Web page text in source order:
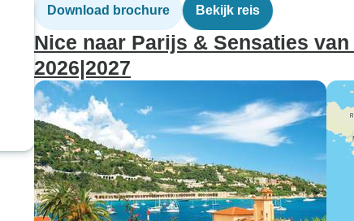
uit welke
hadden en de
navigatie.
voor de tocht
kunnen hebben
aanwezig - de
die ik anders
waren kleren,
toiletartikelen
fototoestel.
Download brochure Bekijk reis
Nice naar Parijs & Sensaties
2026|2027